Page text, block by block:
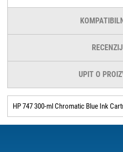
UPIT O
HP 747 300-ml Chromatic Blue Ink